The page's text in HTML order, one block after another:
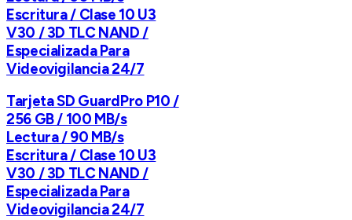
Escritura / Clase 10 U3
V30 / 3D TLC NAND /
Especializada Para
Videovigilancia 24/7
Tarjeta SD GuardPro P10 /
256 GB / 100 MB/s
Lectura / 90 MB/s
Escritura / Clase 10 U3
V30 / 3D TLC NAND /
Especializada Para
Videovigilancia 24/7